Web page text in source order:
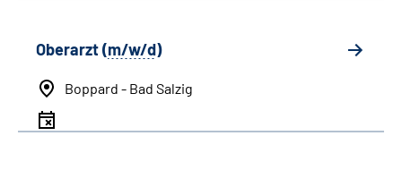
Oberarzt (m/w/d)
Boppard - Bad Salzig